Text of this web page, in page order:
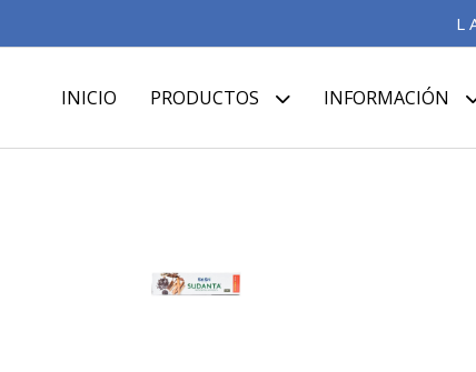
L
INICIO PRODUCTOS INFORMACIÓN